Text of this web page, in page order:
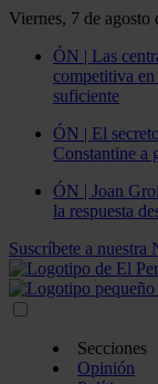
Viernes, 7 de agosto
ÓN | Las
competitiva en
suficiente
ÓN | El
Constantine a
ÓN | Joan
la respuesta
Suscríbete a nuestra
Secciones
Opinión